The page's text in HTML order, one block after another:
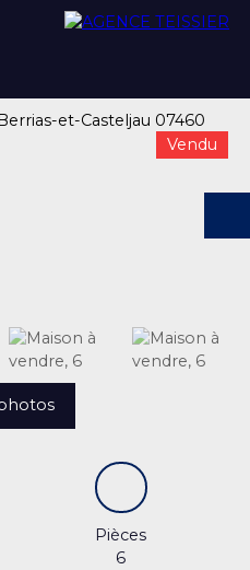
Vendu
Pièces
6